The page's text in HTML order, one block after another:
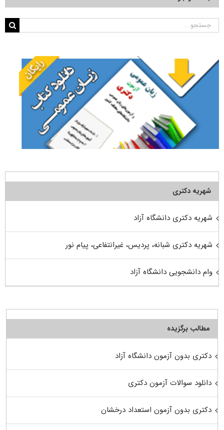
جستجو
شهریه دکتری
شهریه دکتری دانشگاه آزاد
شهریه دکتری شبانه، پردیس، غیرانتفاعی، پیام نور
وام دانشجویی دانشگاه آزاد
مطالب برگزیده
دکتری بدون آزمون دانشگاه آزاد
دانلود سوالات آزمون دکتری
دکتری بدون آزمون استعداد درخشان